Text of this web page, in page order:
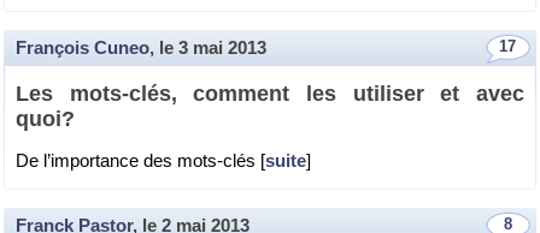
17
François Cuneo, le 3 mai 2013
Les mots-clés, com­ment les uti­li­ser et avec
quoi?
De l’im­por­tance des mots-clés [suite]
8
Franck Pastor, le 2 mai 2013